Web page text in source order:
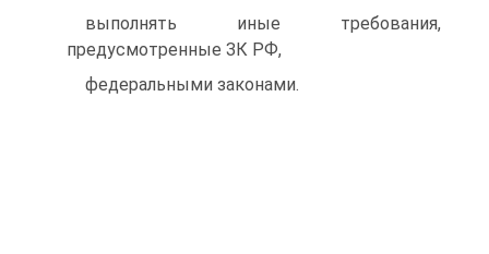
выполнять иные требования,
предусмотренные ЗК РФ,
федеральными законами.